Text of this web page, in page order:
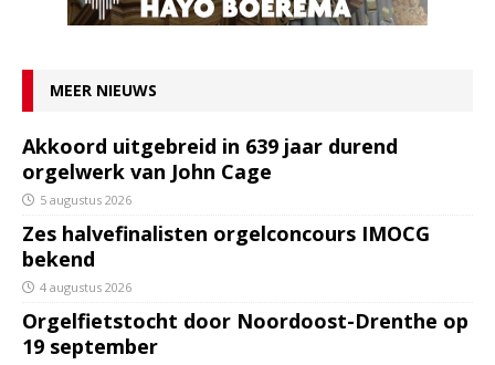
MEER NIEUWS
Akkoord uitgebreid in 639 jaar durend
orgelwerk van John Cage
5 augustus 2026
Zes halvefinalisten orgelconcours IMOCG
bekend
4 augustus 2026
Orgelfietstocht door Noordoost-Drenthe op
19 september